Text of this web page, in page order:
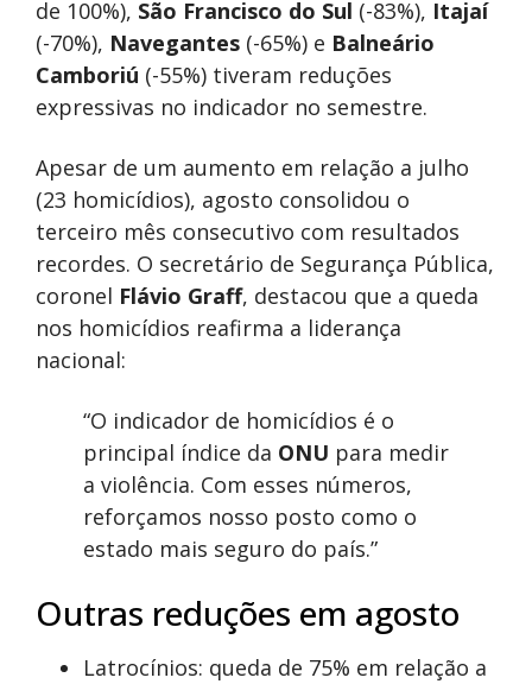
de 100%), São Francisco do Sul (-83%), Itajaí
(-70%), Navegantes (-65%) e Balneário
Camboriú (-55%) tiveram reduções
expressivas no indicador no semestre.
Apesar de um aumento em relação a julho
(23 homicídios), agosto consolidou o
terceiro mês consecutivo com resultados
recordes. O secretário de Segurança Pública,
coronel Flávio Graff, destacou que a queda
nos homicídios reafirma a liderança
nacional:
“O indicador de homicídios é o
principal índice da ONU para medir
a violência. Com esses números,
reforçamos nosso posto como o
estado mais seguro do país.”
Outras reduções em agosto
Latrocínios: queda de 75% em relação a